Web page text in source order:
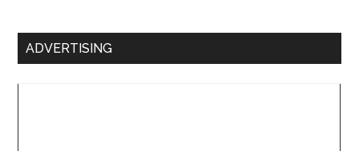
ADVERTISING